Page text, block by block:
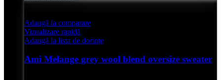
Adaugă la comparare
Vizualizare rapidă
Adaugă la lista de dorințe
Ami Melange grey wool blend oversize sweater